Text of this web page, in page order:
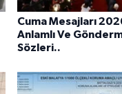
Cuma Mesajları
Anlamlı Ve
Sözleri..